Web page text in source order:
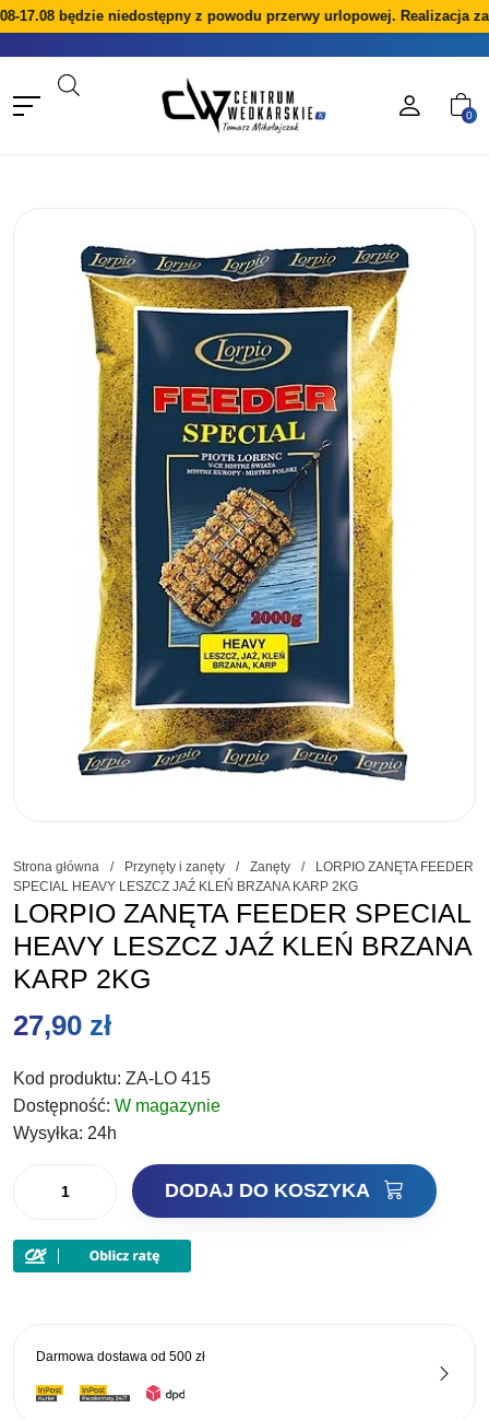
17.08 będzie niedostępny z powodu przerwy urlopowej. Realizacja
0
Strona główna / Przynęty i zanęty / Zanęty /
LORPIO ZANĘTA FEEDER
SPECIAL HEAVY LESZCZ JAŹ KLEŃ BRZANA KARP 2KG
LORPIO ZANĘTA FEEDER SPECIAL
HEAVY LESZCZ JAŹ KLEŃ BRZANA
KARP 2KG
27,90 zł
Kod produktu: ZA-LO 415
Dostępność: W magazynie
Wysyłka: 24h
LORPIO
FEEDER
JAŹ
KLEŃ
DODAJ DO KOSZYKA
Darmowa dostawa od 500 zł